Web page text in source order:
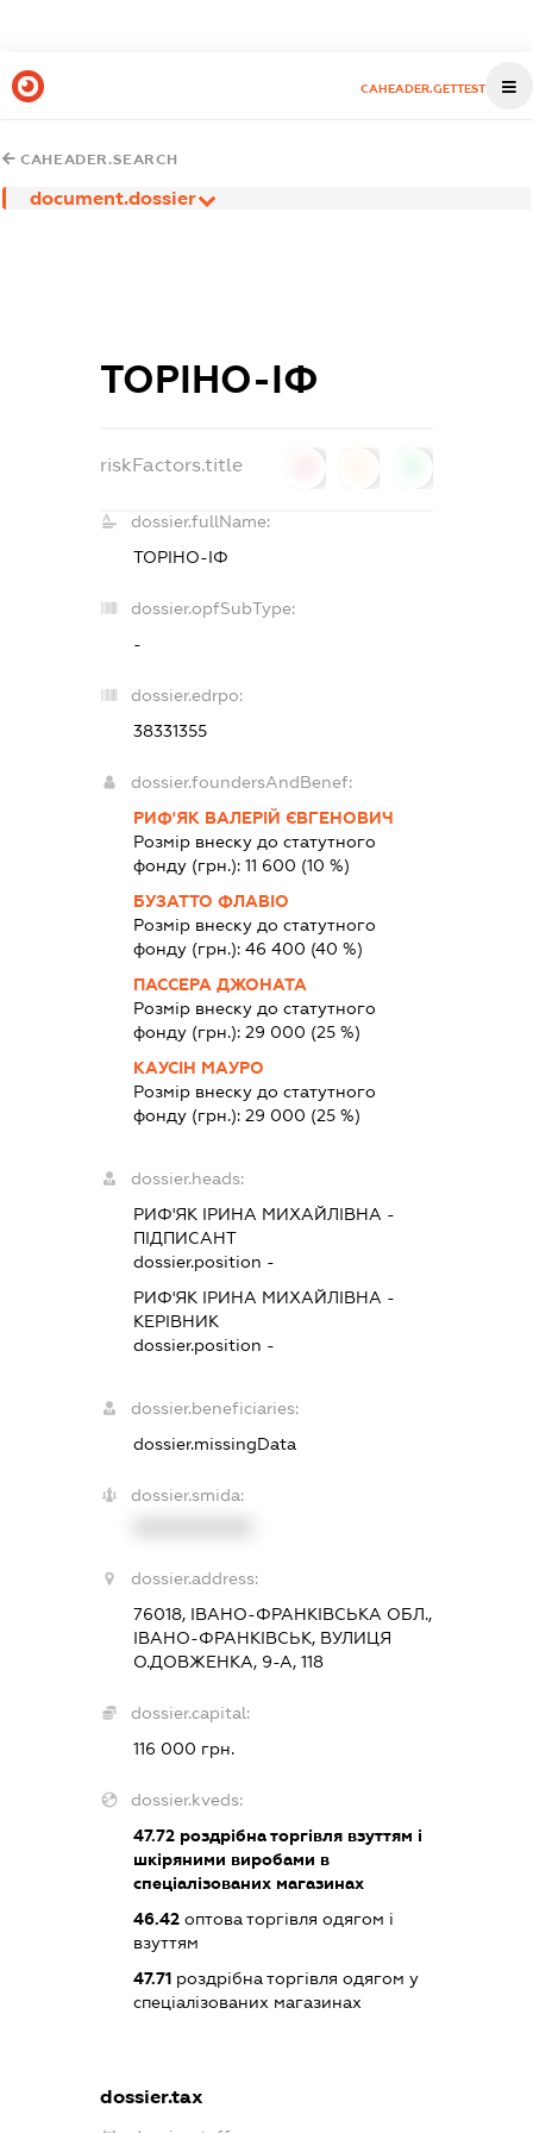
CAHEADER.GETTEST
CAHEADER.SEARCH
document.dossier
ТОРІНО-ІФ
riskFactors.title
dossier.fullName:
ТОРІНО-ІФ
dossier.opfSubType:
-
dossier.edrpo:
38331355
dossier.foundersAndBenef:
РИФ'ЯК ВАЛЕРІЙ ЄВГЕНОВИЧ
Розмір внеску до статутного
фонду (грн.): 11 600 (10 %)
БУЗАТТО ФЛАВІО
Розмір внеску до статутного
фонду (грн.): 46 400 (40 %)
ПАССЕРА ДЖОНАТА
Розмір внеску до статутного
фонду (грн.): 29 000 (25 %)
КАУСІН МАУРО
Розмір внеску до статутного
фонду (грн.): 29 000 (25 %)
dossier.heads:
РИФ'ЯК ІРИНА МИХАЙЛІВНА -
ПІДПИСАНТ
dossier.position -
РИФ'ЯК ІРИНА МИХАЙЛІВНА -
КЕРІВНИК
dossier.position -
dossier.beneficiaries:
dossier.missingData
dossier.smida:
dossier.address:
76018, ІВАНО-ФРАНКІВСЬКА ОБЛ.,
ІВАНО-ФРАНКІВСЬК, ВУЛИЦЯ
О.ДОВЖЕНКА, 9-А, 118
dossier.capital:
116 000 грн.
dossier.kveds:
47.72роздрібна торгівля взуттям і
шкіряними виробами в
спеціалізованих магазинах
46.42оптова торгівля одягом і
взуттям
47.71роздрібна торгівля одягом у
спеціалізованих магазинах
dossier.tax